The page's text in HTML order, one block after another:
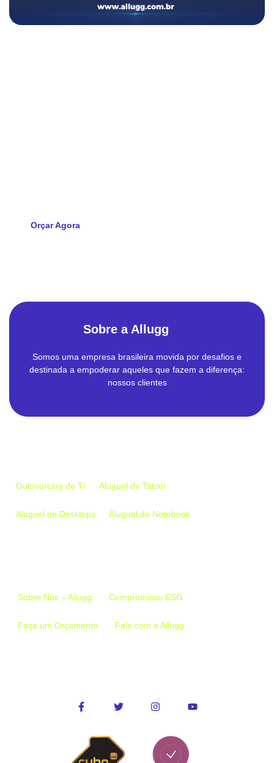
Orçar Agora
Sobre a Allugg
Somos uma empresa brasileira movida por desafios e
destinada a empoderar aqueles que fazem a diferença:
nossos clientes
Outsourcing de TI Aluguel de Tablet
Aluguel de Desktops Aluguel de Notebook
Sobre Nós – Allugg Compromisso ESG
Faça um Orçamento Fale com a Allugg